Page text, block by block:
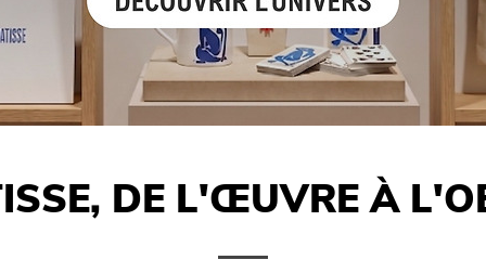
DE L'ŒUVRE À